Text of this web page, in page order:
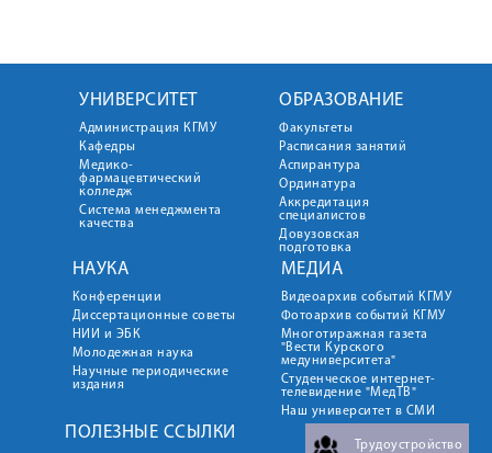
УНИВЕРСИТЕТ
Администрация КГМУ
Кафедры
Медико-
фармацевтический
колледж
Система менеджмента
качества
ОБРАЗОВАНИЕ
Факультеты
Расписания занятий
Аспирантура
Ординатура
Аккредитация
специалистов
Довузовская
подготовка
НАУКА
Конференции
Диссертационные советы
НИИ и ЭБК
Молодежная наука
Научные периодические
издания
МЕДИА
Видеоархив событий КГМУ
Фотоархив событий КГМУ
Многотиражная газета
"Вести Курского
медуниверситета"
Студенческое интернет-
телевидение "МедТВ"
Наш университет в СМИ
ПОЛЕЗНЫЕ ССЫЛКИ
Трудоустройство